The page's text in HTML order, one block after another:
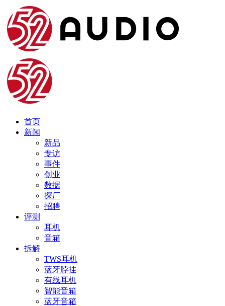
首页
新闻
新品
专访
事件
创业
数据
探厂
招聘
评测
耳机
音箱
拆解
TWS耳机
蓝牙脖挂
有线耳机
智能音箱
蓝牙音箱